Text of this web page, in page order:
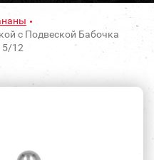
с Подвеской Бабочка
5/12